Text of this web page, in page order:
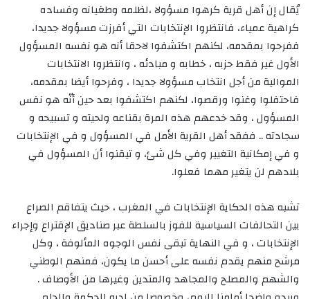
يُقال إن أهل قرية كرهوا مسؤولا ،لظلمه وطغيانه وفساده
كراهية عمياء، فانتظروا الإنتخابات التي أفرزت مسؤولا جديدا،
ففرحوا بمقدمه، لكنهم اكتشفوا لاحقا أنه هو نفسه المسؤول
الأول غير فقط حزبه ، خطابه و مبادئه ، وانتظروا الانتخابات
الموالية من أجل انتخاب مسؤولا جديدا ، وفرحوا أيضا بمقدمه،
فاحتفلوا وغنوا ورقصوا، لكنهم اكتشفوا بعد حين أنّه هو نفس
المسؤول ، وقد خدعهم هذه المرة بقناعه ولحيته و تسبيحه و
سجادته .. ففقد أهل القرية الأمل في المسؤول و في الإنتخابات
و في إمكانية التغيير وفي كل شئ، و تيقنوا أن المسؤول في
بلادهم لن يتغير مهما فعلوا.
تشبه هذه الحكاية الإنتخابات في المغرب ، حيث يتفاقم الصراع
بين التحالفات السياسية للفوز بالسلطة عبر صناديق الإقتراع وإجراء
الإنتخابات ، و في النهاية تبقى نفس الوجوه المألوفة ، وكل
مرشح منهم يقدم نفسه على أحسن ما يكون، فمنهم الوطني
والشهم والمصلح والمجاهد والمتدين وغيرها من الأوصاف .